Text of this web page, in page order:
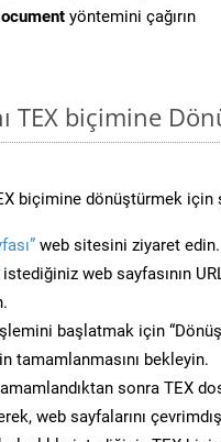
yöntemini çağırın
TEX biçimine
biçimine dönüştürmek için
web sitesini ziyaret edin.
web sayfasının
başlatmak için
tamamlanmasını bekleyin.
sonra TEX
web sayfalarını